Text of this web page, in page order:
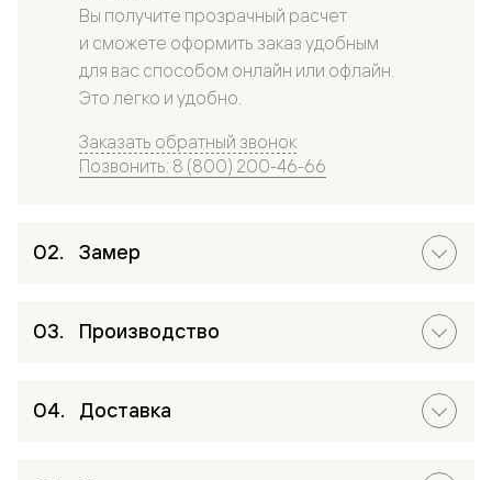
Вы получите прозрачный расчет
и сможете оформить заказ удобным
для вас способом онлайн или офлайн.
Это легко и удобно.
Заказать обратный звонок
Позвонить: 8 (800) 200-46-66
Замер
Производство
Доставка